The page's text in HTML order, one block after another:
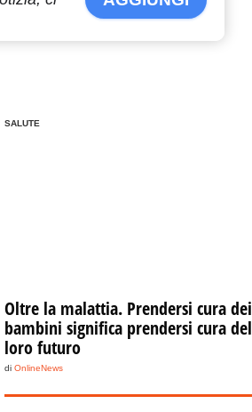
SALUTE
Oltre la malattia. Prendersi cura dei
bambini significa prendersi cura del
loro futuro
di OnlineNews